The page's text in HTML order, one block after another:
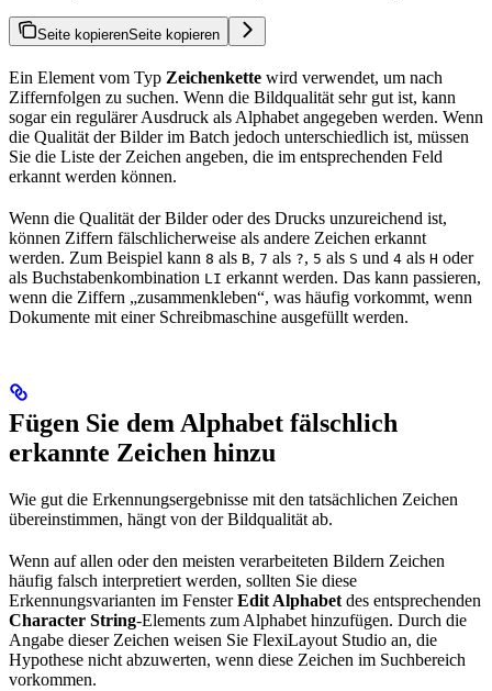
Seite kopierenSeite kopieren
Ein Element vom Typ Zeichenkette wird verwendet, um nach
Ziffernfolgen zu suchen. Wenn die Bildqualität sehr gut ist, kann
sogar ein regulärer Ausdruck als Alphabet angegeben werden. Wenn
die Qualität der Bilder im Batch jedoch unterschiedlich ist, müssen
Sie die Liste der Zeichen angeben, die im entsprechenden Feld
erkannt werden können.
Wenn die Qualität der Bilder oder des Drucks unzureichend ist,
können Ziffern fälschlicherweise als andere Zeichen erkannt
werden. Zum Beispiel kann 8 als B, 7 als ?, 5 als S und 4 als H oder
als Buchstabenkombination LI erkannt werden. Das kann passieren,
wenn die Ziffern „zusammenkleben“, was häufig vorkommt, wenn
Dokumente mit einer Schreibmaschine ausgefüllt werden.
Fügen Sie dem Alphabet fälschlich
erkannte Zeichen hinzu
Wie gut die Erkennungsergebnisse mit den tatsächlichen Zeichen
übereinstimmen, hängt von der Bildqualität ab.
Wenn auf allen oder den meisten verarbeiteten Bildern Zeichen
häufig falsch interpretiert werden, sollten Sie diese
Erkennungsvarianten im FensterEdit Alphabet des entsprechenden
Character String-Elements zum Alphabet hinzufügen. Durch die
Angabe dieser Zeichen weisen Sie FlexiLayout Studio an, die
Hypothese nicht abzuwerten, wenn diese Zeichen im Suchbereich
vorkommen.